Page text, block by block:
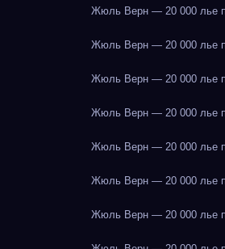
Жюль Верн — 20 000 лье
Жюль Верн — 20 000 лье
Жюль Верн — 20 000 лье
Жюль Верн — 20 000 лье
Жюль Верн — 20 000 лье
Жюль Верн — 20 000 лье
Жюль Верн — 20 000 лье